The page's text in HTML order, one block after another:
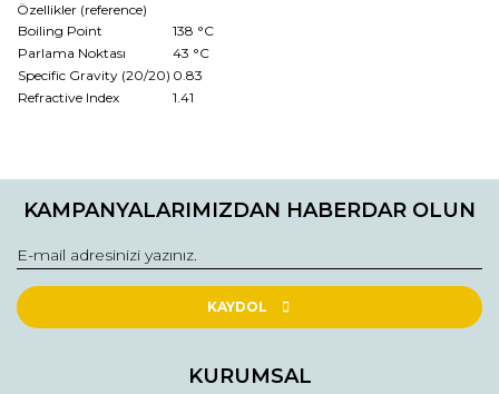
Özellikler (reference)
Boiling Point
138 °C
Parlama Noktası
43 °C
Specific Gravity (20/20) 0.83
Refractive Index
1.41
konularda yetersiz gördüğünüz noktaları öneri formunu
Görüş ve önerileriniz için teşekkür ederiz.
Ürün resmi kalitesiz, bozuk veya görüntülenemiyor.
Ürün açıklamasında eksik bilgiler bulunuyor.
Ürün fiyatı diğer sitelerden daha pahalı.
KAMPANYALARIMIZDAN HABERDAR OLUN
KAYDOL
KURUMSAL